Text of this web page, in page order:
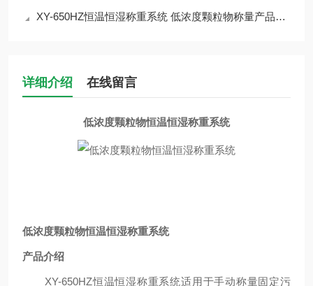
XY-650HZ恒温恒湿称重系统 低浓度颗粒物称量产品介绍
详细介绍 在线留言
低浓度颗粒物恒温恒湿称重系统
低浓度颗粒物恒温恒湿称重系统
产品介绍
XY-650HZ恒温恒湿称重系统适用于手动称量固定污